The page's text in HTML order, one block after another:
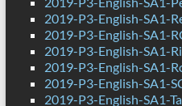
2019-P3-English-SA1-
2019-P3-English-SA1-
2019-P3-English-SA1-
2019-P3-English-SA1-
2019-P3-English-SA1-
2019-P3-English-SA1-